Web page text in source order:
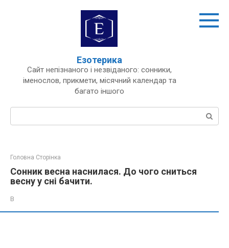
Езотерика
Сайт непізнаного і незвіданого: сонники,
іменослов, прикмети, місячний календар та
багато іншого
Пошук:
Головна Сторінка
Сонник весна наснилася. До чого сниться
весну у сні бачити.
В